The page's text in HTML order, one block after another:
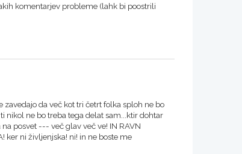
komentarjev probleme (lahk bi poostrili
zavedajo da več kot tri četrt folka sploh ne bo
nikol ne bo treba tega delat sam...ktir dohtar
posvet --- več glav več ve! IN RAVN
ker ni življenjska! ni! in ne boste me